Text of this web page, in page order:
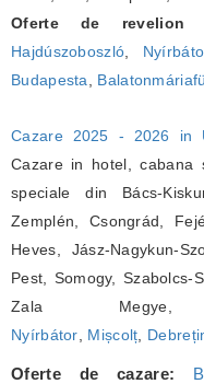
Oferte de revelion
Hajdúszoboszló
Budapesta
Cazare 2025 - 2026 in
Cazare in hotel, cabana
speciale din Bács-
Zemplén, Csongrád,
Heves, Jász-Nagykun-
Pest, Somogy, Szabolcs-
Zala
Nyírbátor
Mișcolț
Oferte de cazare: